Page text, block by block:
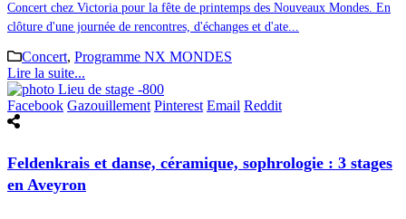
Concert chez Victoria pour la fête de printemps des Nouveaux Mondes. En
clôture d'une journée de rencontres, d'échanges et d'ate...
Concert, Programme NX MONDES
Lire la suite...
Facebook Gazouillement Pinterest Email Reddit
Feldenkrais et danse, céramique, sophrologie : 3 stages
en Aveyron